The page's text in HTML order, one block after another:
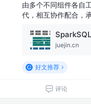
由多个不同组件各自
代，相互协作配合，
juejin.cn
好文推荐
评论